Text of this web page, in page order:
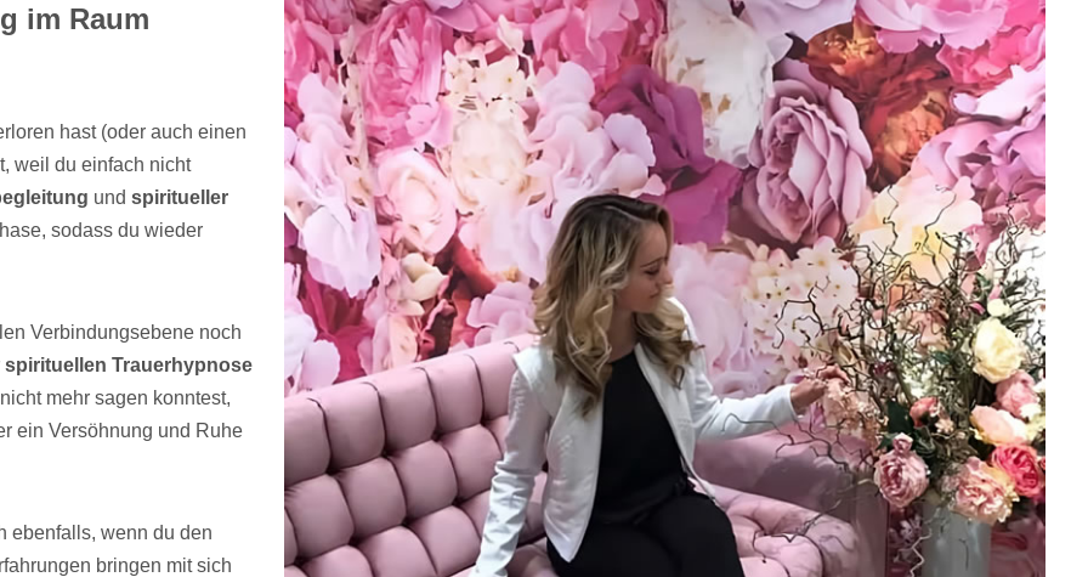
im Raum
hast (oder auch einen
weil du einfach nicht
und spiritueller
sodass du wieder
Verbindungsebene noch
spirituellen Trauerhypnose
mehr sagen konntest,
ein Versöhnung und Ruhe
ebenfalls, wenn du den
bringen mit sich